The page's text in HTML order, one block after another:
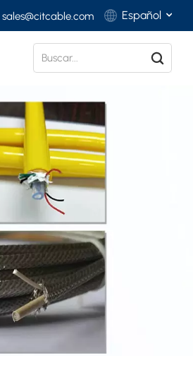
sales@citcable.com Español
Deutsch
Italiano
Español